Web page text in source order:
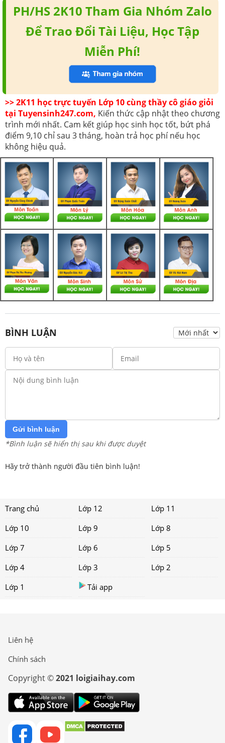
PH/HS 2K10 Tham Gia Nhóm Zalo
Để Trao Đổi Tài Liệu, Học Tập
Miễn Phí!
>> 2K11 học trực tuyến Lớp 10 cùng thầy cô giáo giỏi
tại Tuyensinh247.com, Kiến thức cập nhật theo chương
trình mới nhất. Cam kết giúp học sinh học tốt, bứt phá
điểm 9,10 chỉ sau 3 tháng, hoàn trả học phí nếu học
không hiệu quả.
BÌNH LUẬN
Gửi bình luận
*Bình luận sẽ hiển thị sau khi được duyệt
Hãy trở thành người đầu tiên bình luận!
Trang chủ Lớp 12
Lớp 11
Lớp 10
Lớp 9
Lớp 8
Lớp 7
Lớp 6
Lớp 5
Lớp 4
Lớp 3
Lớp 2
Lớp 1
Tải app
Liên hệ
Chính sách
Copyright ©2021 loigiaihay.com